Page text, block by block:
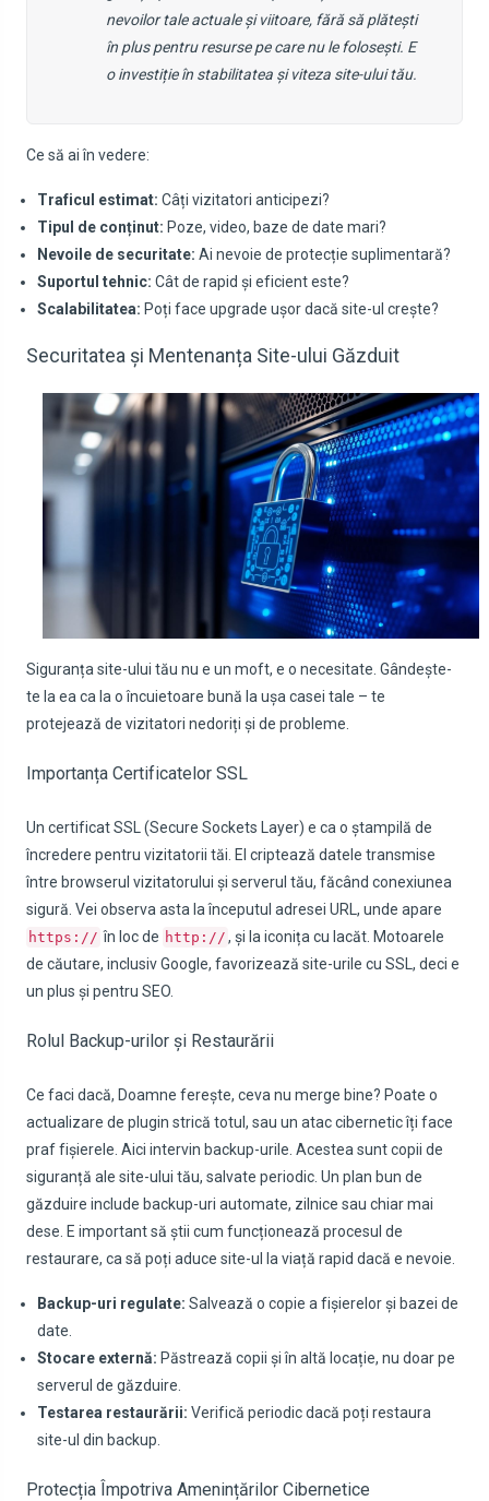
nevoilor tale actuale și viitoare, fără să plătești
în plus pentru resurse pe care nu le folosești. E
o investiție în stabilitatea și viteza site-ului tău.
Ce să ai în vedere:
Traficul estimat: Câți vizitatori anticipezi?
Tipul de conținut: Poze, video, baze de date mari?
Nevoile de securitate: Ai nevoie de protecție suplimentară?
Suportul tehnic: Cât de rapid și eficient este?
Scalabilitatea: Poți face upgrade ușor dacă site-ul crește?
Securitatea și Mentenanța Site-ului Găzduit
Siguranța site-ului tău nu e un moft, e o necesitate. Gândește-
te la ea ca la o încuietoare bună la ușa casei tale – te
protejează de vizitatori nedoriți și de probleme.
Importanța Certificatelor SSL
Un certificat SSL (Secure Sockets Layer) e ca o ștampilă de
încredere pentru vizitatorii tăi. El criptează datele transmise
între browserul vizitatorului și serverul tău, făcând conexiunea
sigură . Vei observa asta la începutul adresei URL, unde apare
https:// în loc de http:// , și la iconița cu lacăt. Motoarele
de căutare, inclusiv Google, favorizează site-urile cu SSL, deci e
un plus și pentru SEO.
Rolul Backup-urilor și Restaurării
Ce faci dacă, Doamne ferește, ceva nu merge bine? Poate o
actualizare de plugin strică totul, sau un atac cibernetic îți face
praf fișierele. Aici intervin backup-urile. Acestea sunt copii de
siguranță ale site-ului tău, salvate periodic. Un plan bun de
găzduire include backup-uri automate, zilnice sau chiar mai
dese. E important să știi cum funcționează procesul de
restaurare, ca să poți aduce site-ul la viață rapid dacă e nevoie.
Backup-uri regulate: Salvează o copie a fișierelor și bazei de
date.
Stocare externă: Păstrează copii și în altă locație, nu doar pe
serverul de găzduire.
Testarea restaurării: Verifică periodic dacă poți restaura
site-ul din backup.
Protecția Împotriva Amenințărilor Cibernetice